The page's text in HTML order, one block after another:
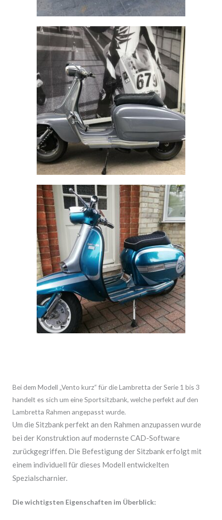
Bei dem Modell „Vento kurz“ für die Lambretta der Serie 1 bis 3
handelt es sich um eine Sportsitzbank, welche perfekt auf den
Lambretta Rahmen angepasst wurde.
Um die Sitzbank perfekt an den Rahmen anzupassen wurde
bei der Konstruktion auf modernste CAD-Software
zurückgegriffen. Die Befestigung der Sitzbank erfolgt mit
einem individuell für dieses Modell entwickelten
Spezialscharnier.
Die wichtigsten Eigenschaften im Überblick: